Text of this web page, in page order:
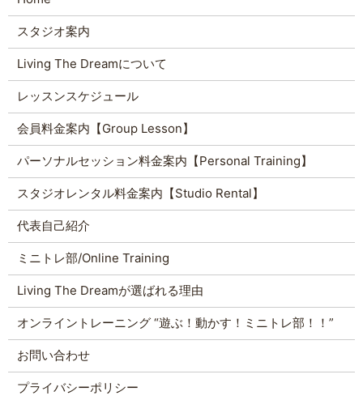
スタジオ案内
Living The Dreamについて
レッスンスケジュール
会員料金案内【Group Lesson】
パーソナルセッション料金案内【Personal Training】
スタジオレンタル料金案内【Studio Rental】
代表自己紹介
ミニトレ部/Online Training
Living The Dreamが選ばれる理由
オンライントレーニング “遊ぶ！動かす！ミニトレ部！！”
お問い合わせ
プライバシーポリシー